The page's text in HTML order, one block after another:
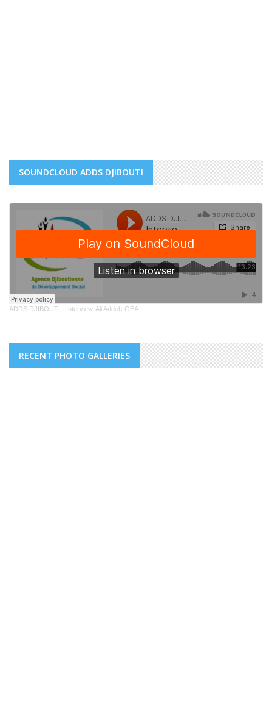
SOUNDCLOUD ADDS DJIBOUTI
ADDS DJIBOUTI · Interview-Ali Addeh-GEA
RECENT PHOTO GALLERIES